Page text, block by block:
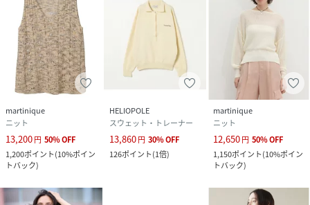
martinique
ニット
13,200円 50%OFF
1,200ポイント(10%ポイン
トバック)
HELIOPOLE
スウェット・トレーナー
13,860円 30%OFF
126ポイント(1倍)
martinique
ニット
12,650円 50%OFF
1,150ポイント(10%ポイン
トバック)